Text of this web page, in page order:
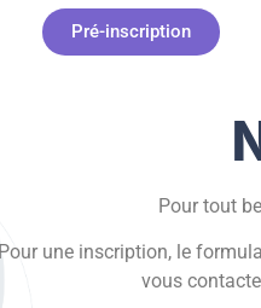
Pré-inscription
Pour tout
Pour une inscription, le
vous